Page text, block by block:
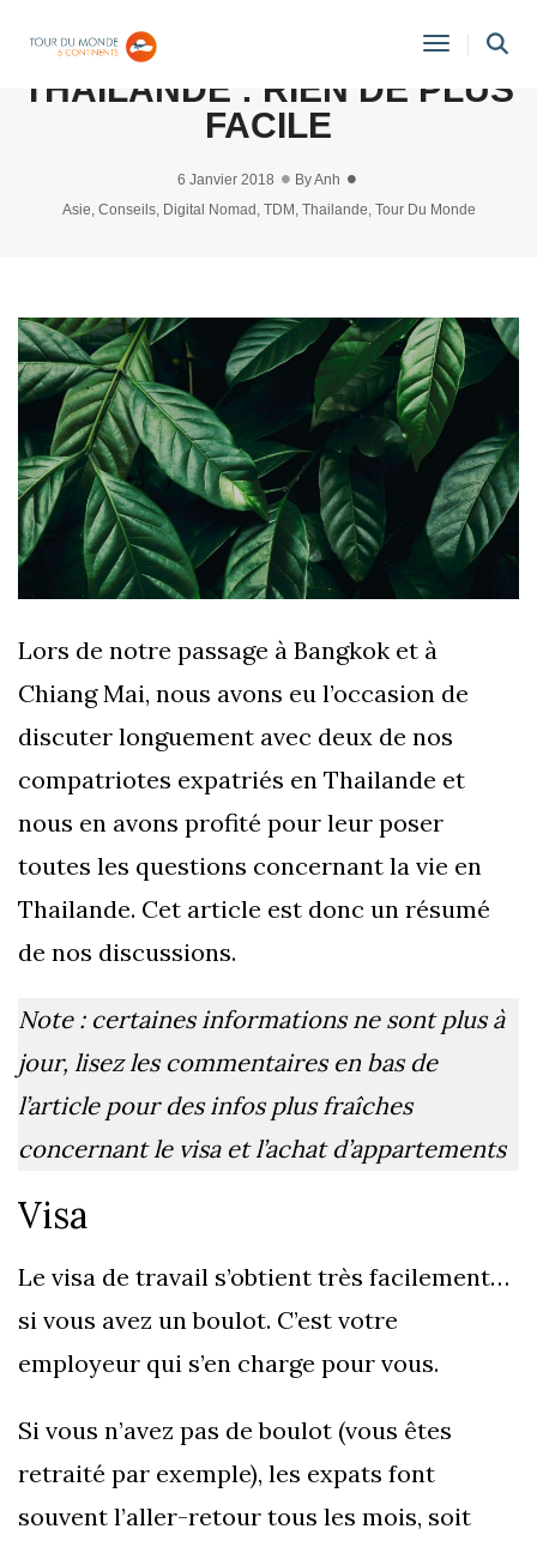
Toggle
S’EXPATRIER EN
THAILANDE : RIEN DE PLUS
FACILE
6 Janvier 2018 ByAnh
Asie, Conseils, Digital Nomad , TDM , Thailande, Tour Du Monde
Lors de notre passage à Bangkok et à
Chiang Mai, nous avons eu l’occasion de
discuter longuement avec deux de nos
compatriotes expatriés en Thailande et
nous en avons profité pour leur poser
toutes les questions concernant la vie en
Thailande. Cet article est donc un résumé
de nos discussions.
Note : certaines informations ne sont plus à
jour, lisez les commentaires en bas de
l’article pour des infos plus fraîches
concernant le visa et l’achat d’appartements
Visa
Le visa de travail s’obtient très facilement…
si vous avez un boulot. C’est votre
employeur qui s’en charge pour vous.
Si vous n’avez pas de boulot (vous êtes
retraité par exemple), les expats font
souvent l’aller-retour tous les mois, soit